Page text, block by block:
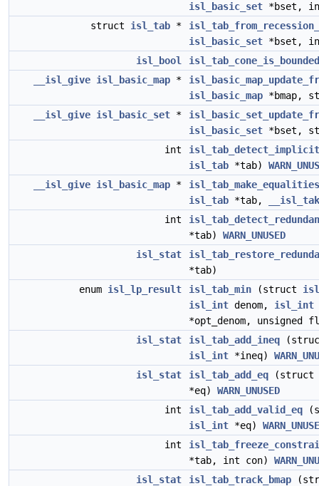
isl_basic_set *bset,
struct isl_tab *
isl_basic_set *bset,
isl_bool
isl_tab_cone_is_bounded
__isl_give isl_basic_map *
isl_basic_map *bmap,
__isl_give isl_basic_set *
isl_basic_set *bset,
int
isl_tab *tab)
__isl_give isl_basic_map *
isl_tab *tab,
int
*tab) WARN_UNUSED
isl_stat
*tab)
enum isl_lp_result isl_tab_min (struct
isl_int denom, isl_int
*opt_denom, unsigned
isl_stat
isl_tab_add_ineq
isl_int *ineq)
isl_stat
isl_tab_add_eq (struct
*eq) WARN_UNUSED
int
isl_tab_add_valid_eq
isl_int *eq)
int
*tab, int con)
isl_stat
isl_tab_track_bmap